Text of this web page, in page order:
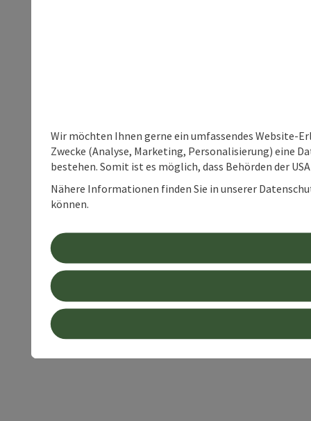
Wir möchten Ihnen gerne ein umfassendes Website-
Zwecke (Analyse, Marketing, Personalisierung) eine
bestehen. Somit ist es möglich, dass Behörden der
Nähere Informationen finden Sie in unserer
können.